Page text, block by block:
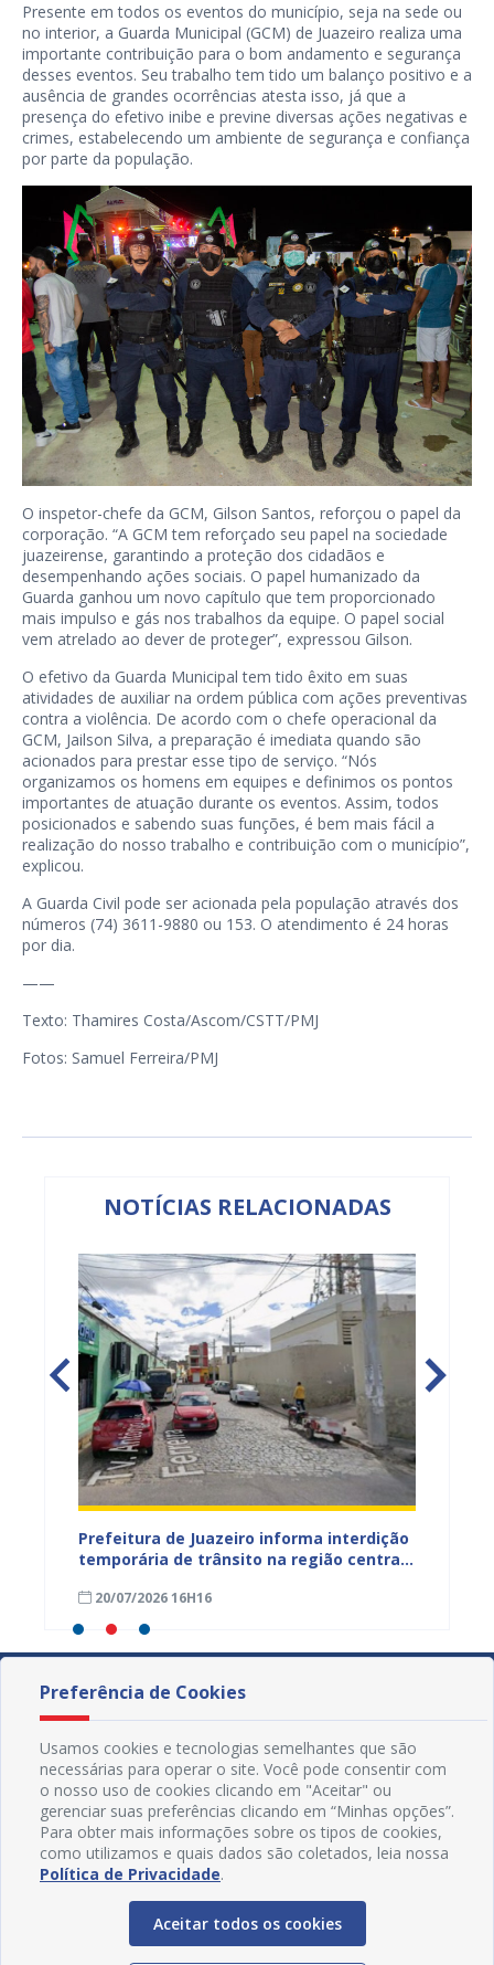
Presente em todos os eventos do município, seja na sede ou
no interior, a Guarda Municipal (GCM) de Juazeiro realiza uma
importante contribuição para o bom andamento e segurança
desses eventos. Seu trabalho tem tido um balanço positivo e a
ausência de grandes ocorrências atesta isso, já que a
presença do efetivo inibe e previne diversas ações negativas e
crimes, estabelecendo um ambiente de segurança e confiança
por parte da população.
O inspetor-chefe da GCM, Gilson Santos, reforçou o papel da
corporação. “A GCM tem reforçado seu papel na sociedade
juazeirense, garantindo a proteção dos cidadãos e
desempenhando ações sociais. O papel humanizado da
Guarda ganhou um novo capítulo que tem proporcionado
mais impulso e gás nos trabalhos da equipe. O papel social
vem atrelado ao dever de proteger”, expressou Gilson.
O efetivo da Guarda Municipal tem tido êxito em suas
atividades de auxiliar na ordem pública com ações preventivas
contra a violência. De acordo com o chefe operacional da
GCM, Jailson Silva, a preparação é imediata quando são
acionados para prestar esse tipo de serviço. “Nós
organizamos os homens em equipes e definimos os pontos
importantes de atuação durante os eventos. Assim, todos
posicionados e sabendo suas funções, é bem mais fácil a
realização do nosso trabalho e contribuição com o município”,
explicou.
A Guarda Civil pode ser acionada pela população através dos
números (74) 3611-9880 ou 153. O atendimento é 24 horas
por dia.
——
Texto: Thamires Costa/Ascom/CSTT/PMJ
Fotos: Samuel Ferreira/PMJ
NOTÍCIAS RELACIONADAS
Prefeitura de Juazeiro informa interdição
temporária de trânsito na região central
20/07/2026 16H16
Preferência de Cookies
Usamos cookies e tecnologias semelhantes que são
necessárias para operar o site. Você pode consentir com
o nosso uso de cookies clicando em "Aceitar" ou
gerenciar suas preferências clicando em “Minhas opções”.
Para obter mais informações sobre os tipos de cookies,
como utilizamos e quais dados são coletados, leia nossa
Política de Privacidade.
Aceitar todos os cookies